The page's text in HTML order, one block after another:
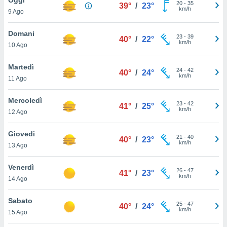
è
al sito
di
ci
di
il
un
la
nella
9 Ago
39° / 23° 20- 35
km/h
Domani
10 Ago
40° / 22° 23- 39
km/h
Martedì
11 Ago
40° / 24° 24- 42
km/h
Mercoledì
12 Ago
41° / 25° 23- 42
km/h
Giovedi
13 Ago
40° / 23° 21 - 40
km/h
Venerdì
14 Ago
41° / 23° 26- 47
km/h
Sabato
15 Ago
40° / 24° 25- 47
km/h